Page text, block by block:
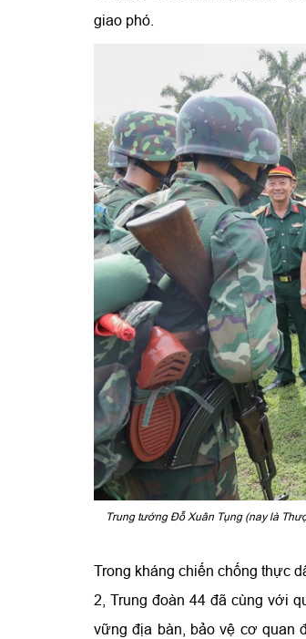
giao phó.
Trung tướng Đỗ Xuân Tụng (nay là
Trong kháng chiến chống thực
2, Trung đoàn 44 đã cùng với
vững địa bàn, bảo vệ cơ quan